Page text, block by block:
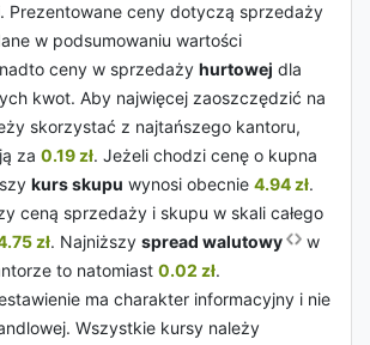
Prezentowane ceny dotyczą sprzedaży
w podsumowaniu wartości
ceny w sprzedaży hurtowej dla
kwot. Aby najwięcej zaoszczędzić na
skorzystać z najtańszego kantoru,
za 0.19 zł. Jeżeli chodzi cenę o kupna
kurs skupu wynosi obecnie 4.94 zł.
ceną sprzedaży i skupu w skali całego
zł. Najniższy spread walutowy
w
to natomiast 0.02 zł.
ma charakter informacyjny i nie
Wszystkie kursy należy